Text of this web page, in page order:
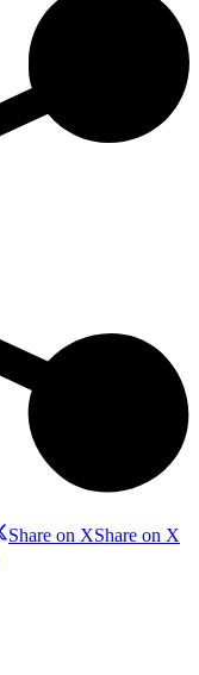
Share on XShare on X